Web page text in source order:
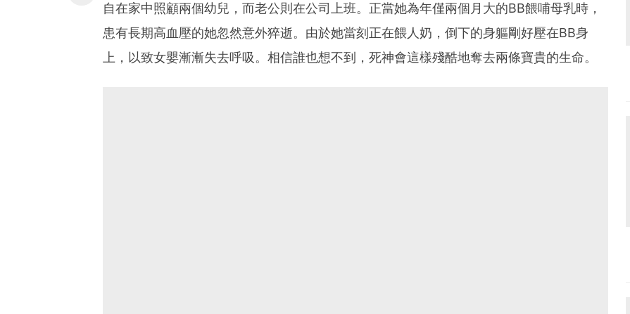
自在家中照顧兩個幼兒，而老公則在公司上班。正當她為年僅兩個月大的BB餵哺母乳時，
患有長期高血壓的她忽然意外猝逝。由於她當刻正在餵人奶，倒下的身軀剛好壓在BB身
上，以致女嬰漸漸失去呼吸。相信誰也想不到，死神會這樣殘酷地奪去兩條寶貴的生命。